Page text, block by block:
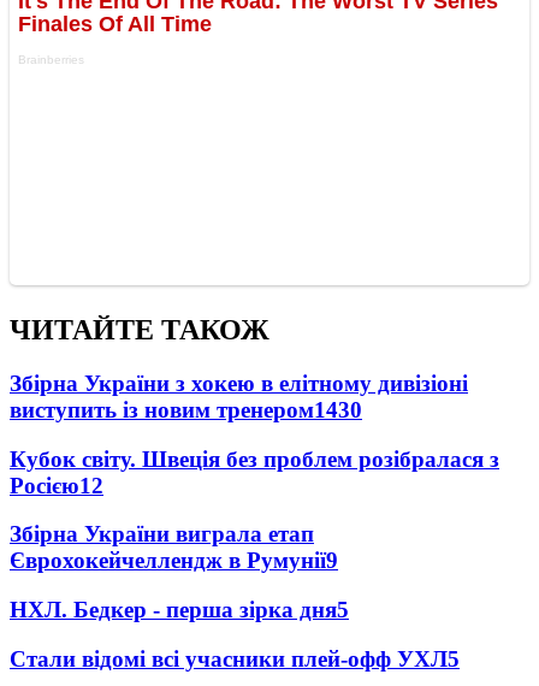
ЧИТАЙТЕ ТАКОЖ
Збірна України з хокею в елітному дивізіоні
виступить із новим тренером1430
Кубок світу. Швеція без проблем розібралася з
Росією12
Збірна України виграла етап
Єврохокейчеллендж в Румунії9
НХЛ. Бедкер - перша зірка дня5
Стали відомі всі учасники плей-офф УХЛ5